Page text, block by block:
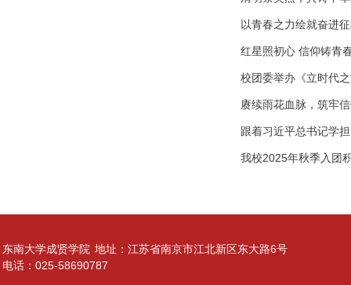
以青春之力绘就奋进
红星照初心 信仰铸青
校团委举办《立时代
赓续雨花血脉，筑牢
跟着习近平总书记学
我校2025年秋季入团
东南大学成贤学院 地址：江苏省南京市江北新区东大路6号
电话：025-58690787